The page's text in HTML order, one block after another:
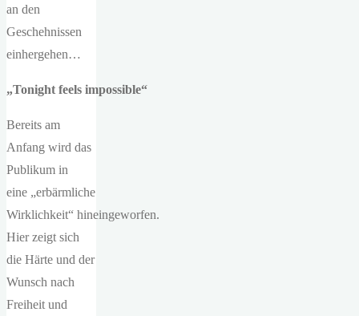
an den
Geschehnissen
einhergehen…
„Tonight feels impossible“
Bereits am
Anfang wird das
Publikum in
eine „erbärmliche
Wirklichkeit“ hineingeworfen.
Hier zeigt sich
die Härte und der
Wunsch nach
Freiheit und